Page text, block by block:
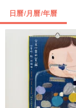
日曆/月曆/年曆